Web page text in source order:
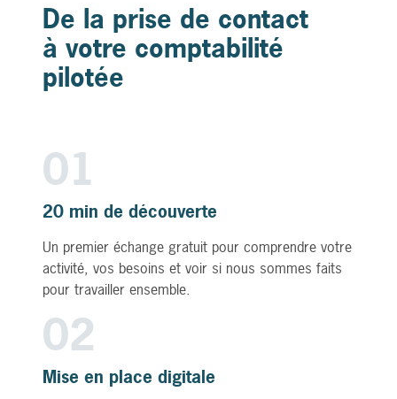
De la prise de contact
à votre comptabilité
pilotée
01
20 min de découverte
Un premier échange gratuit pour comprendre votre
activité, vos besoins et voir si nous sommes faits
pour travailler ensemble.
02
Mise en place digitale